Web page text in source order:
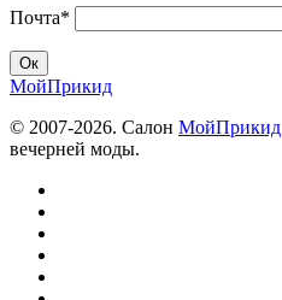
Почта*
МойПрикид
© 2007-2026. Салон МойПрикид
вечерней моды.